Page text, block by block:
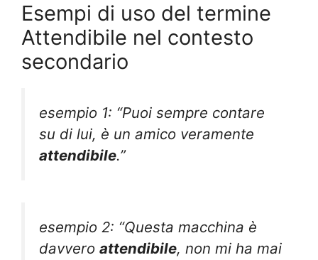
Esempi di uso del termine
Attendibile nel contesto
secondario
esempio 1: “Puoi sempre contare
su di lui, è un amico veramente
attendibile.”
esempio 2: “Questa macchina è
davvero attendibile, non mi ha mai